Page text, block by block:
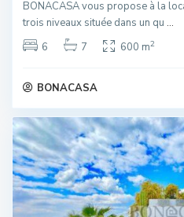
BONACASA vous propose à la
trois niveaux située dans un qu ...
6
7 600 m2
BONACASA